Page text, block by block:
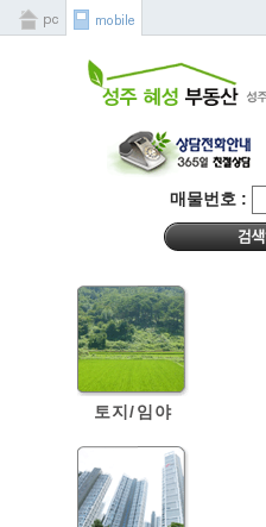
매물번호 :
토지/임야